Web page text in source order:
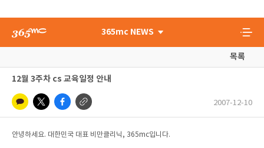
365mc NEWS
목록
12월 3주차 cs 교육일정 안내
2007-12-10
안녕하세요. 대한민국 대표 비만클리닉, 365mc입니다.